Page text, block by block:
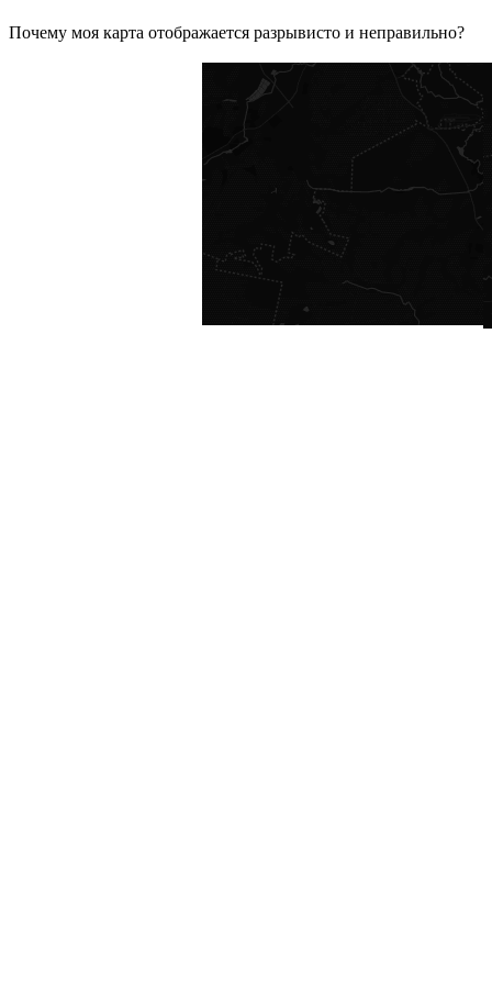
Почему моя карта отображается разрывисто и неправильно?